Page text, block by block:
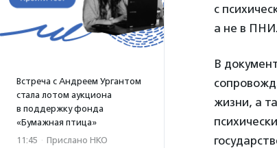
Встреча с Андреем Ургантом
стала лотом аукциона
в поддержку фонда
«Бумажная птица»
11:45 · Прислано НКО
с
а не в ПНИ.
В
жизни, а